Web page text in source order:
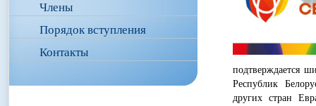
Члены
Порядок вступления
Контакты
подтверждается
Республик
других стран